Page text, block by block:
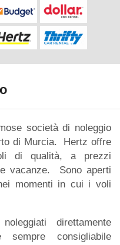
società di noleggio
di Murcia. Hertz offre
di qualità, a prezzi
vacanze. Sono aperti
momenti in cui i voli
direttamente
consigliabile